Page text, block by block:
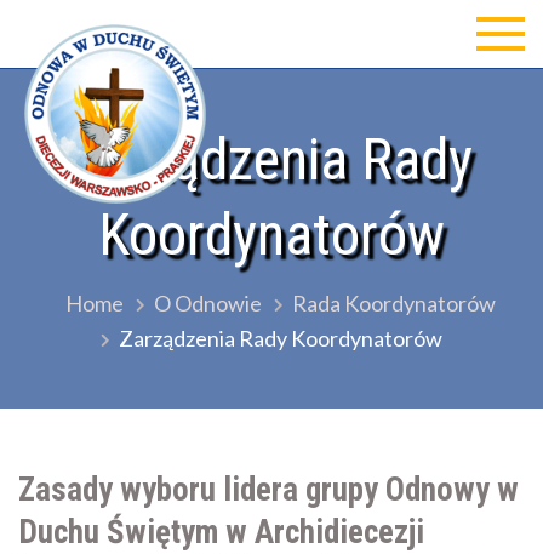
contentOdnowa w Duchu św Diecezji
Warszawsko-Praskiej
Zarządzenia Rady
Koordynatorów
Home O Odnowie
Rada Koordynatorów
Zarządzenia Rady Koordynatorów
Zasady wyboru lidera grupy Odnowy w
Duchu Świętym w Archidiecezji